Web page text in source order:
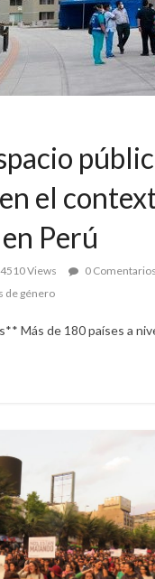
el
Perú
4510 Views 0 Comentarios
de género
Más de 180 países a